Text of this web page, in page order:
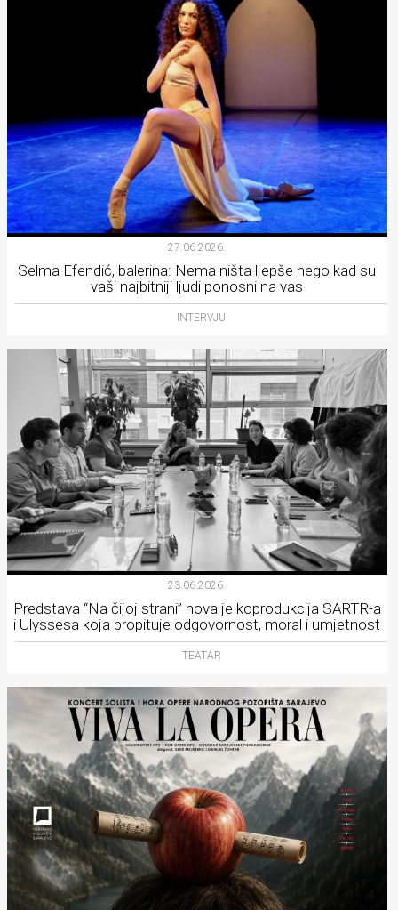
27.06.2026.
Selma Efendić, balerina: Nema ništa ljepše nego kad su
vaši najbitniji ljudi ponosni na vas
INTERVJU
23.06.2026.
Predstava “Na čijoj strani” nova je koprodukcija SARTR-a
i Ulyssesa koja propituje odgovornost, moral i umjetnost
TEATAR